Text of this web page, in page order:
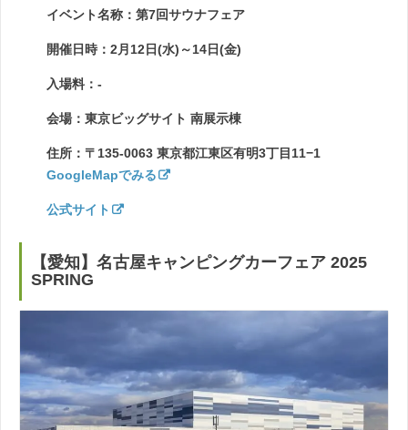
イベント名称：第7回サウナフェア
開催日時：2月12日(水)～14日(金)
入場料：-
会場：東京ビッグサイト 南展示棟
住所：〒135-0063 東京都江東区有明3丁目11−1
GoogleMapでみる
公式サイト
【愛知】名古屋キャンピングカーフェア 2025
SPRING